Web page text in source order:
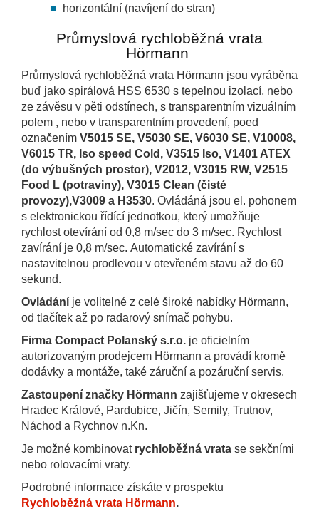
horizontální (navíjení do stran)
Průmyslová rychloběžná vrata
Hörmann
Průmyslová rychloběžná vrata Hörmann jsou vyráběna
buď jako spirálová HSS 6530 s tepelnou izolací, nebo
ze závěsu v pěti odstínech, s transparentním vizuálním
polem , nebo v transparentním provedení, poed
označením V5015 SE, V5030 SE, V6030 SE, V10008,
V6015 TR, Iso speed Cold, V3515 Iso, V1401 ATEX
(do výbušných prostor), V2012, V3015 RW, V2515
Food L (potraviny), V3015 Clean (čisté
provozy),V3009 a H3530. Ovládáná jsou el. pohonem
s elektronickou řídící jednotkou, který umožňuje
rychlost otevírání od 0,8 m/sec do 3 m/sec. Rychlost
zavírání je 0,8 m/sec. Automatické zavírání s
nastavitelnou prodlevou v otevřeném stavu až do 60
sekund.
Ovládání je volitelné z celé široké nabídky Hörmann,
od tlačítek až po radarový snímač pohybu.
Firma Compact Polanský s.r.o. je oficielním
autorizovaným prodejcem Hörmann a provádí kromě
dodávky a montáže, také záruční a pozáruční servis.
Zastoupení značky Hörmann zajišťujeme v okresech
Hradec Králové, Pardubice, Jičín, Semily, Trutnov,
Náchod a Rychnov n.Kn.
Je možné kombinovat rychloběžná vrata se sekčními
nebo rolovacími vraty.
Podrobné informace získáte v prospektu
Rychloběžná vrata Hörmann.